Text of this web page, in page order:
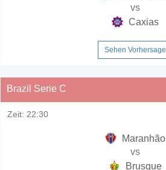
vs
Caxias
Sehen Vorhersage
Brazil Serie C
Zeit: 22:30
Maranhão
vs
Brusque